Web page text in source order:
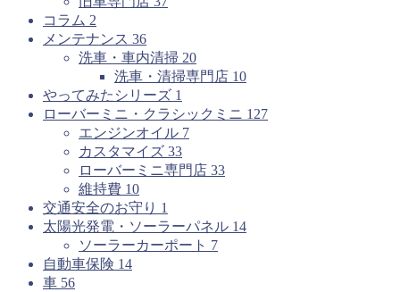
コラム 2
メンテナンス 36
洗車・車内清掃 20
洗車・清掃専門店 10
やってみたシリーズ 1
ローバーミニ・クラシックミニ 127
エンジンオイル 7
カスタマイズ 33
ローバーミニ専門店 33
維持費 10
交通安全のお守り 1
太陽光発電・ソーラーパネル 14
ソーラーカーポート 7
自動車保険 14
車 56